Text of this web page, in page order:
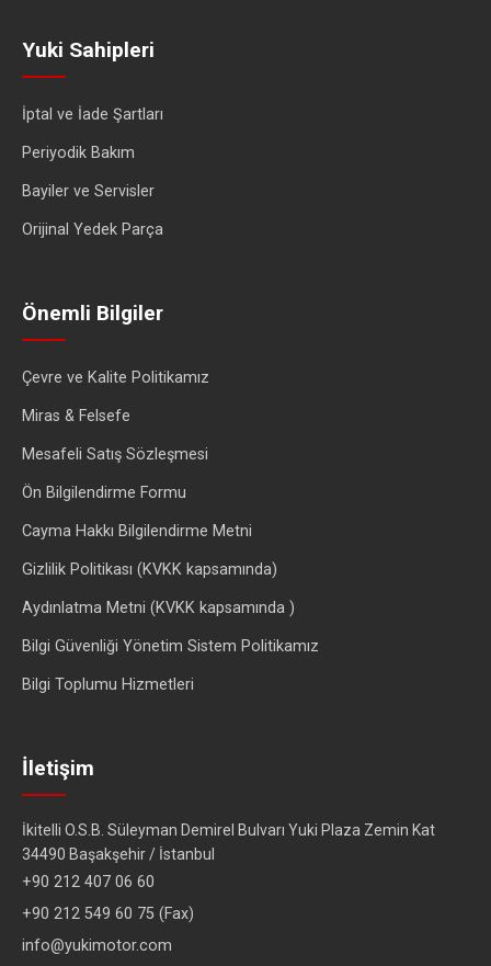
Yuki Sahipleri
İptal ve İade Şartları
Periyodik Bakım
Bayiler ve Servisler
Orijinal Yedek Parça
Önemli Bilgiler
Çevre ve Kalite Politikamız
Miras & Felsefe
Mesafeli Satış Sözleşmesi
Ön Bilgilendirme Formu
Cayma Hakkı Bilgilendirme Metni
Gizlilik Politikası (KVKK kapsamında)
Aydınlatma Metni (KVKK kapsamında )
Bilgi Güvenliği Yönetim Sistem Politikamız
Bilgi Toplumu Hizmetleri
İletişim
İkitelli O.S.B. Süleyman Demirel Bulvarı Yuki Plaza Zemin Kat
34490 Başakşehir / İstanbul
+90 212 407 06 60
+90 212 549 60 75 (Fax)
info@yukimotor.com